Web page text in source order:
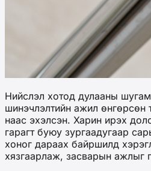
Нийслэл хотод дулааны
шинэчлэлтийн ажил өнгөрсөн
наас эхэлсэн. Харин ирэх
гарагт буюу зургаадугаар
хоног дараах байршилд
хязгаарлаж, засварын ажлыг